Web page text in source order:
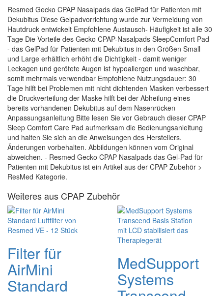
Resmed Gecko CPAP Nasalpads das GelPad für Patienten mit
Dekubitus Diese Gelpadvorrichtung wurde zur Vermeidung von
Hautdruck entwickelt Empfohlene Austausch- Häufigkeit ist alle 30
Tage Die Vorteile des Gecko CPAP-Nasalpads SleepComfort Pad
- das GelPad für Patienten mit Dekubitus in den Größen Small
und Large erhältlich erhöht die Dichtigkeit - damit weniger
Leckagen und gerötete Augen ist hypoallergen und waschbar,
somit mehrmals verwendbar Empfohlene Nutzungsdauer: 30
Tage hilft bei Problemen mit nicht dichtenden Masken verbessert
die Druckverteilung der Maske hilft bei der Abheilung eines
bereits vorhandenen Dekubitus auf dem Nasenrücken
Anpassungsanleitung Bitte lesen Sie vor Gebrauch dieser CPAP
Sleep Comfort Care Pad aufmerksam die Bedienungsanleitung
und halten Sie sich an die Anweisungen des Herstellers.
Änderungen vorbehalten. Abbildungen können vom Original
abweichen. - Resmed Gecko CPAP Nasalpads das Gel-Pad für
Patienten mit Dekubitus ist ein Artikel aus der CPAP Zubehör >
ResMed Kategorie.
Weiteres aus CPAP Zubehör
Filter für
AirMini
Standard
MedSupport
Systems